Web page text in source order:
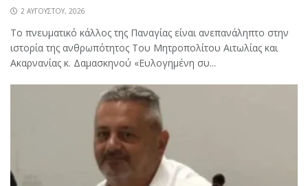
2 ΑΥΓΟΎΣΤΟΥ, 2026
Το πνευματικό κάλλος της Παναγίας είναι ανεπανάληπτο στην
ιστορία της ανθρωπότητος Του Μητροπολίτου Αιτωλίας και
Ακαρνανίας κ. Δαμασκηνού «Ευλογημένη συ...